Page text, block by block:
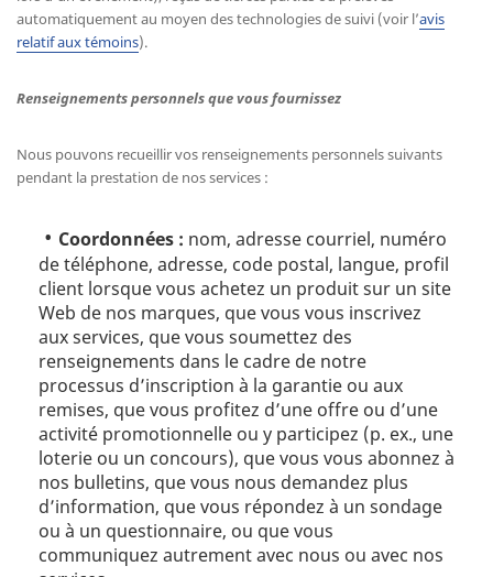
automatiquement au moyen des technologies de suivi (voir l’avis
relatif aux témoins).
Renseignements personnels que vous fournissez
Nous pouvons recueillir vos renseignements personnels suivants
pendant la prestation de nos services :
Coordonnées : nom, adresse courriel, numéro
de téléphone, adresse, code postal, langue, profil
client lorsque vous achetez un produit sur un site
Web de nos marques, que vous vous inscrivez
aux services, que vous soumettez des
renseignements dans le cadre de notre
processus d’inscription à la garantie ou aux
remises, que vous profitez d’une offre ou d’une
activité promotionnelle ou y participez (p. ex., une
loterie ou un concours), que vous vous abonnez à
nos bulletins, que vous nous demandez plus
d’information, que vous répondez à un sondage
ou à un questionnaire, ou que vous
communiquez autrement avec nous ou avec nos